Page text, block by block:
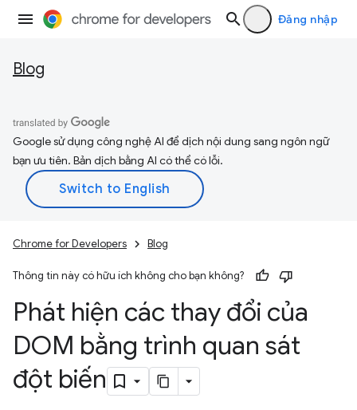
Đăng nhập
Blog
Google sử dụng công nghệ AI để dịch nội dung sang ngôn ngữ
bạn ưu tiên. Bản dịch bằng AI có thể có lỗi.
Chrome for Developers Blog
Thông tin này có hữu ích không cho bạn không?
Phát hiện các thay đổi của
DOM bằng trình quan sát
đột biến